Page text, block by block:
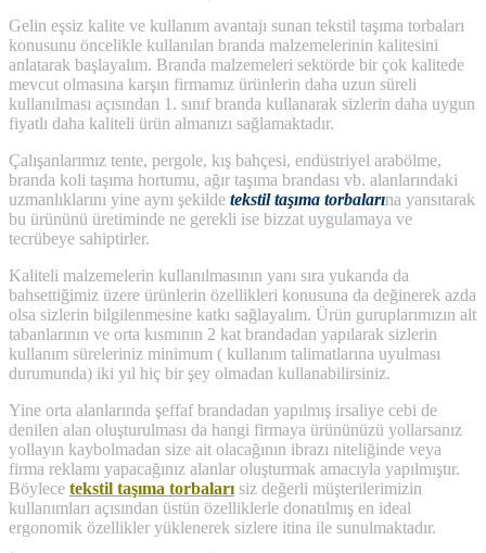
Gelin eşsiz kalite ve kullanım avantajı sunan tekstil taşıma torbaları
konusunu öncelikle kullanılan branda malzemelerinin kalitesini
anlatarak başlayalım. Branda malzemeleri sektörde bir çok kalitede
mevcut olmasına karşın firmamız ürünlerin daha uzun süreli
kullanılması açısından 1. sınıf branda kullanarak sizlerin daha uygun
fiyatlı daha kaliteli ürün almanızı sağlamaktadır.
Çalışanlarımız tente, pergole, kış bahçesi, endüstriyel arabölme,
branda koli taşıma hortumu, ağır taşıma brandası vb. alanlarındaki
uzmanlıklarını yine aynı şekilde tekstil taşıma torbalarına yansıtarak
bu ürününü üretiminde ne gerekli ise bizzat uygulamaya ve
tecrübeye sahiptirler.
Kaliteli malzemelerin kullanılmasının yanı sıra yukarıda da
bahsettiğimiz üzere ürünlerin özellikleri konusuna da değinerek azda
olsa sizlerin bilgilenmesine katkı sağlayalım. Ürün guruplarımızın alt
tabanlarının ve orta kısmının 2 kat brandadan yapılarak sizlerin
kullanım süreleriniz minimum ( kullanım talimatlarına uyulması
durumunda) iki yıl hiç bir şey olmadan kullanabilirsiniz.
Yine orta alanlarında şeffaf brandadan yapılmış irsaliye cebi de
denilen alan oluşturulması da hangi firmaya ürününüzü yollarsanız
yollayın kaybolmadan size ait olacağının ibrazı niteliğinde veya
firma reklamı yapacağınız alanlar oluşturmak amacıyla yapılmıştır.
Böylece tekstil taşıma torbaları siz değerli müşterilerimizin
kullanımları açısından üstün özelliklerle donatılmış en ideal
ergonomik özellikler yüklenerek sizlere itina ile sunulmaktadır.